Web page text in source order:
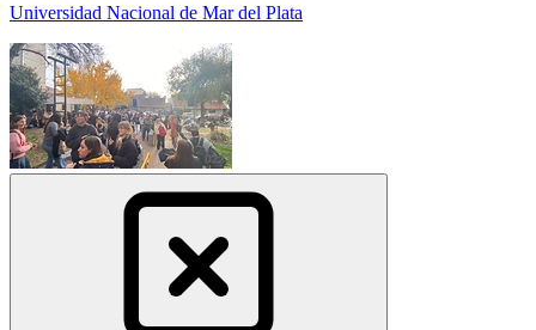
Universidad Nacional de Mar del Plata